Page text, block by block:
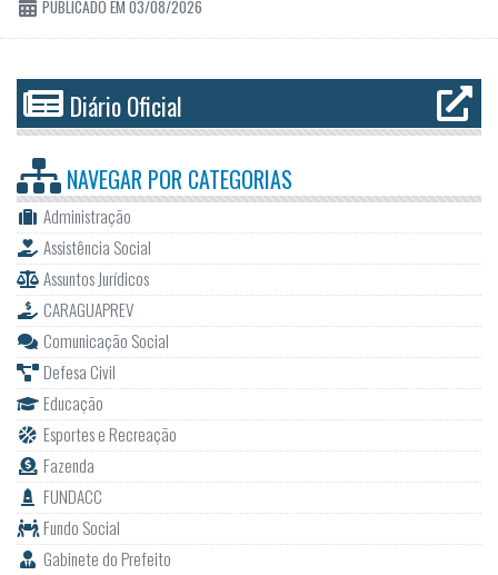
PUBLICADO EM 03/08/2026
Diário Oficial
NAVEGAR POR CATEGORIAS
Administração
Assistência Social
Assuntos Jurídicos
CARAGUAPREV
Comunicação Social
Defesa Civil
Educação
Esportes e Recreação
Fazenda
FUNDACC
Fundo Social
Gabinete do Prefeito